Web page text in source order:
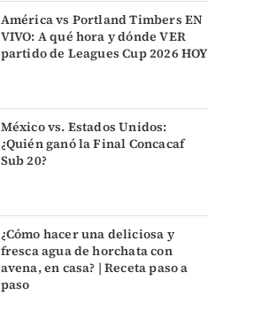
América vs Portland Timbers EN
VIVO: A qué hora y dónde VER
partido de Leagues Cup 2026 HOY
México vs. Estados Unidos:
¿Quién ganó la Final Concacaf
Sub 20?
¿Cómo hacer una deliciosa y
fresca agua de horchata con
avena, en casa? | Receta paso a
paso